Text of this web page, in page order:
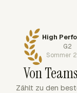
High
G2
Sommer
Von
Zählt zu den